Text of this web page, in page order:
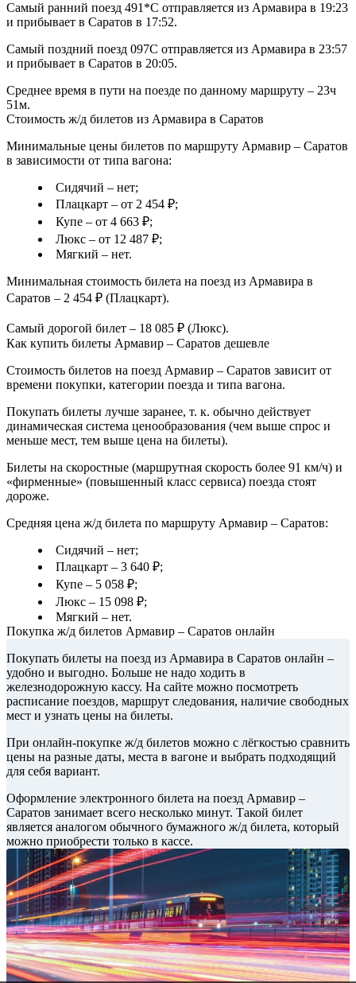
Самый ранний поезд 491*С отправляется из Армавира в 19:23
и прибывает в Саратов в 17:52.
Самый поздний поезд 097С отправляется из Армавира в 23:57
и прибывает в Саратов в 20:05.
Среднее время в пути на поезде по данному маршруту – 23ч
51м.
Стоимость ж/д билетов из Армавира в Саратов
Минимальные цены билетов по маршруту Армавир – Саратов
в зависимости от типа вагона:
Сидячий – нет;
Плацкарт – от 2 454 ₽;
Купе – от 4 663 ₽;
Люкс – от 12 487 ₽;
Мягкий – нет.
Минимальная стоимость билета на поезд из Армавира в
Саратов – 2 454 ₽ (Плацкарт).
Самый дорогой билет – 18 085 ₽ (Люкс).
Как купить билеты Армавир – Саратов дешевле
Стоимость билетов на поезд Армавир – Саратов зависит от
времени покупки, категории поезда и типа вагона.
Покупать билеты лучше заранее, т. к. обычно действует
динамическая система ценообразования (чем выше спрос и
меньше мест, тем выше цена на билеты).
Билеты на скоростные (маршрутная скорость более 91 км/ч) и
«фирменные» (повышенный класс сервиса) поезда стоят
дороже.
Средняя цена ж/д билета по маршруту Армавир – Саратов:
Сидячий – нет;
Плацкарт – 3 640 ₽;
Купе – 5 058 ₽;
Люкс – 15 098 ₽;
Мягкий – нет.
Покупка ж/д билетов Армавир – Саратов онлайн
Покупать билеты на поезд из Армавира в Саратов онлайн –
удобно и выгодно. Больше не надо ходить в
железнодорожную кассу. На сайте можно посмотреть
расписание поездов, маршрут следования, наличие свободных
мест и узнать цены на билеты.
При онлайн-покупке ж/д билетов можно с лёгкостью сравнить
цены на разные даты, места в вагоне и выбрать подходящий
для себя вариант.
Оформление электронного билета на поезд Армавир –
Саратов занимает всего несколько минут. Такой билет
является аналогом обычного бумажного ж/д билета, который
можно приобрести только в кассе.